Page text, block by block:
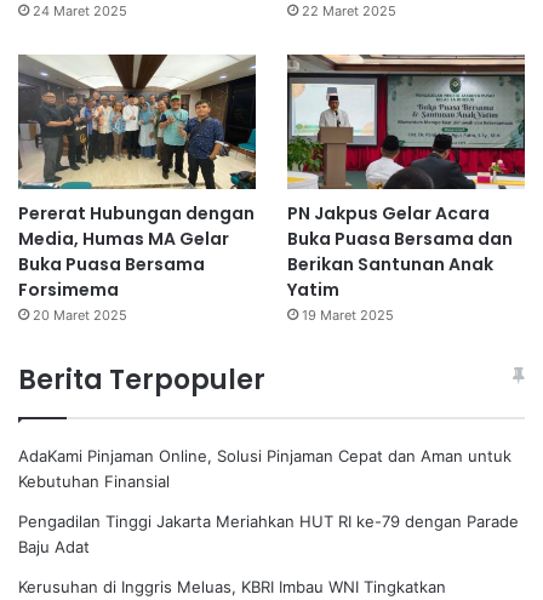
24 Maret 2025 22 Maret 2025
Pererat Hubungan dengan
Media, Humas MA Gelar
Buka Puasa Bersama
Forsimema
20 Maret 2025
PN Jakpus Gelar Acara
Buka Puasa Bersama dan
Berikan Santunan Anak
Yatim
19 Maret 2025
Berita Terpopuler
AdaKami Pinjaman Online, Solusi Pinjaman Cepat dan Aman untuk
Kebutuhan Finansial
Pengadilan Tinggi Jakarta Meriahkan HUT RI ke-79 dengan Parade
Baju Adat
Kerusuhan di Inggris Meluas, KBRI Imbau WNI Tingkatkan